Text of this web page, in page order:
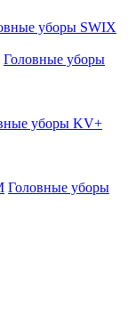
уборы SWIX
Головные уборы
уборы KV+
Головные уборы